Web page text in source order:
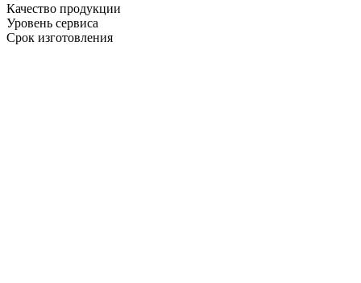
Качество продукции
Уровень сервиса
Срок изготовления